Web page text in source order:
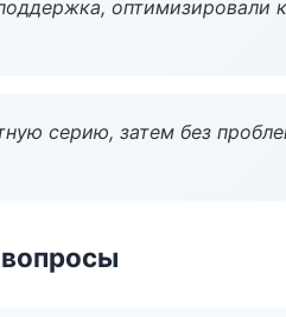
оптимизировали
серию, затем без